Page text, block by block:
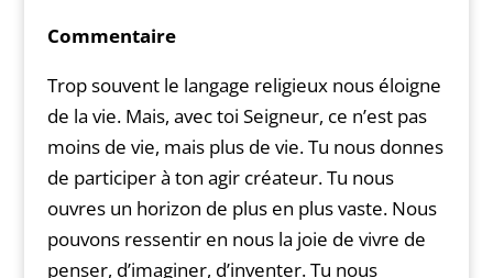
Commentaire
Trop souvent le langage religieux nous éloigne
de la vie. Mais, avec toi Seigneur, ce n’est pas
moins de vie, mais plus de vie. Tu nous donnes
de participer à ton agir créateur. Tu nous
ouvres un horizon de plus en plus vaste. Nous
pouvons ressentir en nous la joie de vivre de
penser, d’imaginer, d’inventer. Tu nous